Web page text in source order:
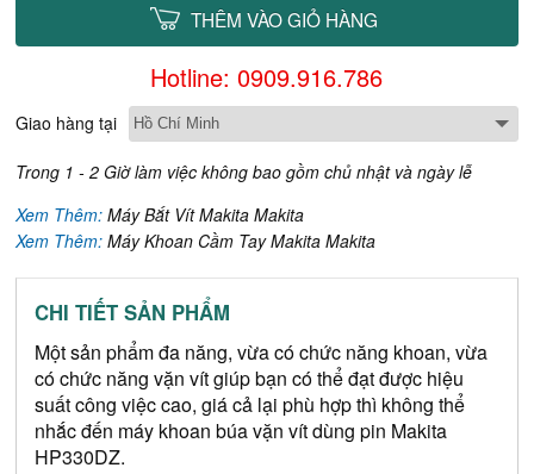
THÊM VÀO GIỎ HÀNG
Hotline: 0909.916.786
Giao hàng tại
Trong 1 - 2 Giờ làm việc không bao gồm chủ nhật và ngày lễ
Xem Thêm:Máy Bắt Vít Makita Makita
Xem Thêm:Máy Khoan Cầm Tay Makita Makita
CHI TIẾT SẢN PHẨM
Một sản phẩm đa năng, vừa có chức năng khoan, vừa
có chức năng vặn vít giúp bạn có thể đạt được hiệu
suất công việc cao, giá cả lại phù hợp thì không thể
nhắc đến máy khoan búa vặn vít dùng pin Makita
HP330DZ.